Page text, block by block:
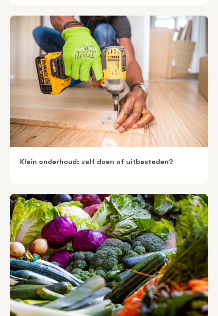
Klein onderhoud: zelf doen of uitbesteden?